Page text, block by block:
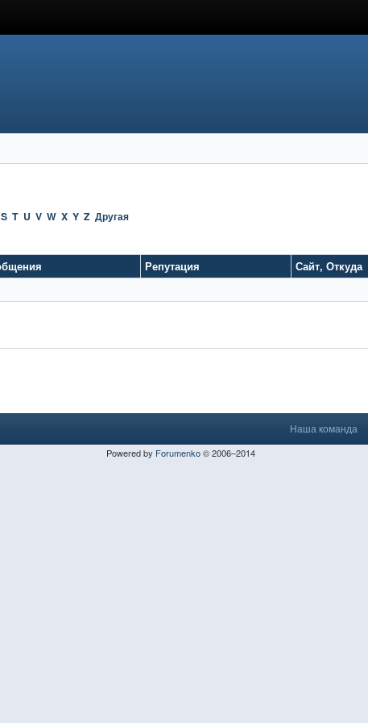
S T U V W X Y Z Другая
Репутация Сайт, Откуда
Наша команда
Powered by Forumenko© 2006–2014